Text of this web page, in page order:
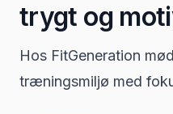
trygt og
Hos FitGeneration
træningsmiljø med